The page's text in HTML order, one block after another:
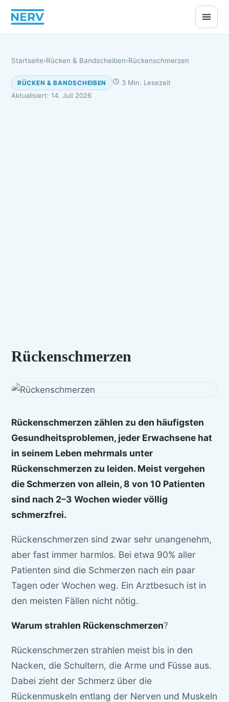
Startseite›Rücken & Bandscheiben›Rückenschmerzen
RÜCKEN & BANDSCHEIBEN
3 Min. Lesezeit
Aktualisiert: 14. Juli 2026
Rückenschmerzen
Rückenschmerzen zählen zu den häufigsten
Gesundheitsproblemen, jeder Erwachsene hat
in seinem Leben mehrmals unter
Rückenschmerzen zu leiden. Meist vergehen
die Schmerzen von allein, 8 von 10 Patienten
sind nach 2–3 Wochen wieder völlig
schmerzfrei.
Rückenschmerzen sind zwar sehr unangenehm,
aber fast immer harmlos. Bei etwa 90% aller
Patienten sind die Schmerzen nach ein paar
Tagen oder Wochen weg. Ein Arztbesuch ist in
den meisten Fällen nicht nötig.
Warum strahlen Rückenschmerzen?
Rückenschmerzen strahlen meist bis in den
Nacken, die Schultern, die Arme und Füsse aus.
Dabei zieht der Schmerz über die
Rückenmuskeln entlang der Nerven und Muskeln